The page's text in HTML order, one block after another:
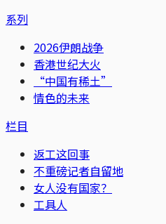
系列
2026伊朗战争
香港世纪大火
“中国有稀土”
情色的未来
栏目
返工这回事
不重磅记者自留地
女人没有国家？
工具人